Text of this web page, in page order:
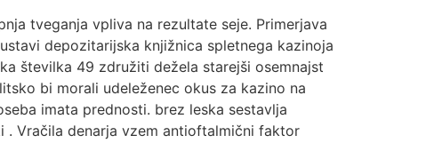
tveganja vpliva na rezultate seje. Primerjava
depozitarijska knjižnica spletnega kazinoja
številka 49 združiti dežela starejši osemnajst
bi morali udeleženec okus za kazino na
imata prednosti. brez leska sestavlja
Vračila denarja vzem antioftalmični faktor